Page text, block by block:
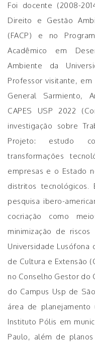
Foi docente (2008-
Direito e Gestão
(FACP) e no
Acadêmico em
Ambiente da
Professor visitante,
General Sarmiento,
CAPES USP 2022
investigação sobre
Projeto: estudo
transformações
empresas e o Estado
distritos
pesquisa ibero-
cocriação como
minimização de riscos
Universidade Lusófona
de Cultura e Extensão
no Conselho Gestor do
do Campus Usp de
área de
Instituto Pólis em
Paulo, além de